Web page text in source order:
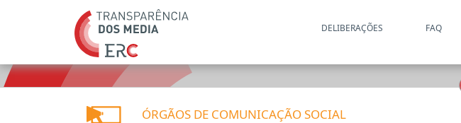
DELIBERAÇÕES FAQ
ÓRGÃOS DE COMUNICAÇÃO SOCIAL